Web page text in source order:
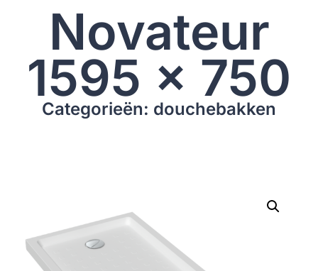
Novateur
1595 x 750
Categorieën: douchebakken